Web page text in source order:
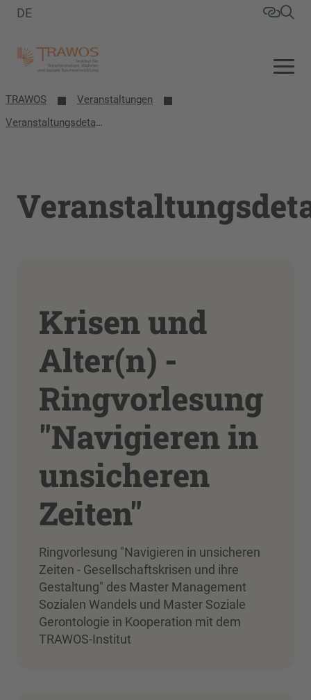
DE
TRAWOS
Veranstaltungen
Veranstaltungsdetails
Krisen und
Alter(n) -
Ringvorlesung
"Navigieren in
unsicheren
Zeiten"
Ringvorlesung "Navigieren in unsicheren
Zeiten - Gesellschaftskrisen und ihre
Gestaltung" des Master Management
Sozialen Wandels und Master Soziale
Gerontologie in Kooperation mit dem
TRAWOS-Institut